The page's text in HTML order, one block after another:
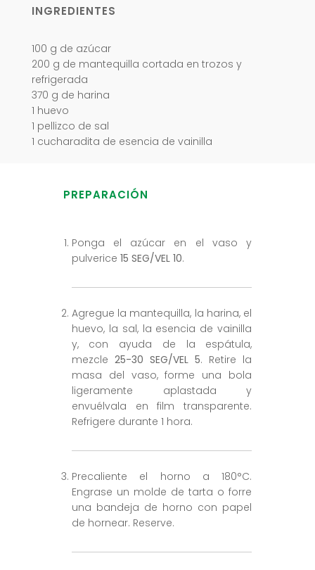
INGREDIENTES
100 g de azúcar
200 g de mantequilla cortada en trozos y
refrigerada
370 g de harina
1 huevo
1 pellizco de sal
1 cucharadita de esencia de vainilla
PREPARACIÓN
Ponga el azúcar en el vaso y
pulverice 15 SEG/VEL 10.
Agregue la mantequilla, la harina, el
huevo, la sal, la esencia de vainilla
y, con ayuda de la espátula,
mezcle 25-30 SEG/VEL 5. Retire la
masa del vaso, forme una bola
ligeramente aplastada y
envuélvala en film transparente.
Refrigere durante 1 hora.
Precaliente el horno a 180°C.
Engrase un molde de tarta o forre
una bandeja de horno con papel
de hornear. Reserve.